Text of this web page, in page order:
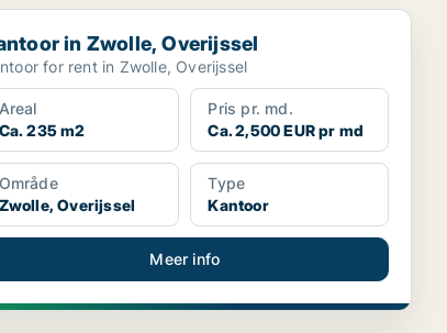
in Zwolle, Overijssel
in Zwolle, Overijssel
for rent in Zwolle, Overijssel
Areal
Ca. 235 m2
Pris pr. md.
Ca. 2,500 EUR pr md
Område
Zwolle, Overijssel
Type
Kantoor
Meer info